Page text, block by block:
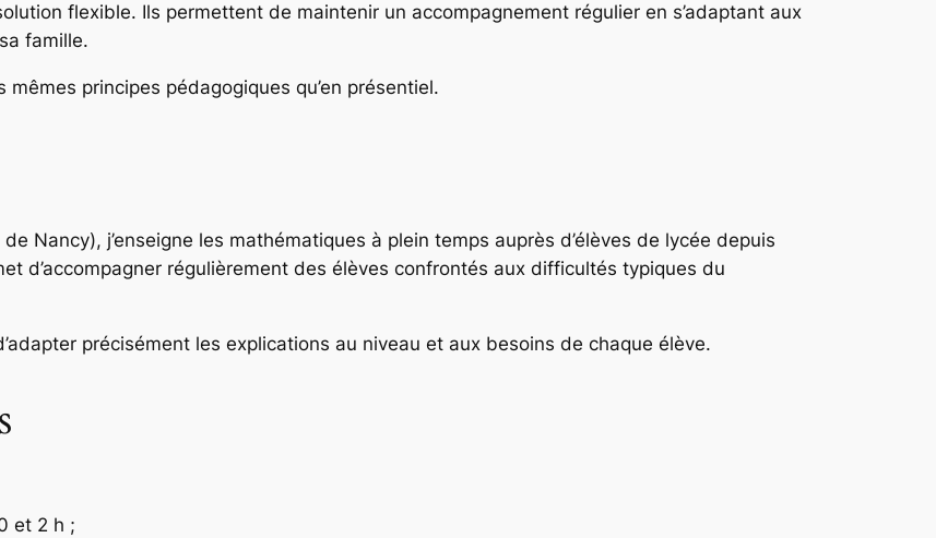
flexible. Ils permettent de maintenir un accompagnement régulier en s’adaptant aux
famille.
principes pédagogiques qu’en présentiel.
Nancy), j’enseigne les mathématiques à plein temps auprès d’élèves de lycée depuis
d’accompagner régulièrement des élèves confrontés aux difficultés typiques du
précisément les explications au niveau et aux besoins de chaque élève.
et 2 h ;